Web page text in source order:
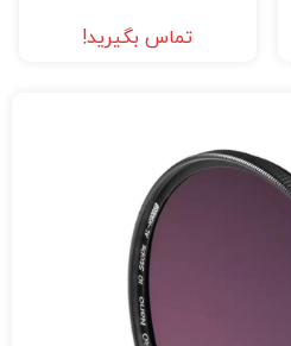
تماس بگیرید!